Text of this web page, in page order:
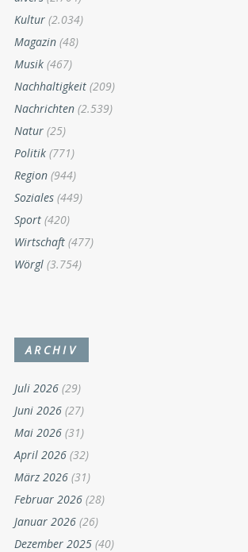
Kultur (2.034)
Magazin (48)
Musik (467)
Nachhaltigkeit (209)
Nachrichten (2.539)
Natur (25)
Politik (771)
Region (944)
Soziales (449)
Sport (420)
Wirtschaft (477)
Wörgl (3.754)
ARCHIV
Juli 2026 (29)
Juni 2026 (27)
Mai 2026 (31)
April 2026 (32)
März 2026 (31)
Februar 2026 (28)
Januar 2026 (26)
Dezember 2025 (40)